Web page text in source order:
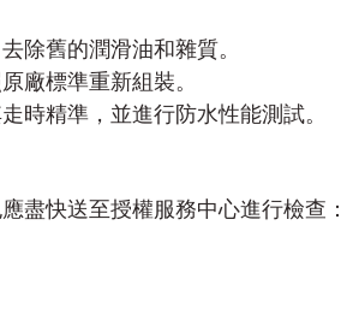
除舊的潤滑油和雜質。
廠標準重新組裝。
時精準，並進行防水性能測試。
盡快送至授權服務中心進行檢查：